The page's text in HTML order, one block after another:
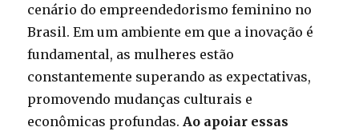
cenário do empreendedorismo feminino no
Brasil. Em um ambiente em que a inovação é
fundamental, as mulheres estão
constantemente superando as expectativas,
promovendo mudanças culturais e
econômicas profundas.Ao apoiar essas